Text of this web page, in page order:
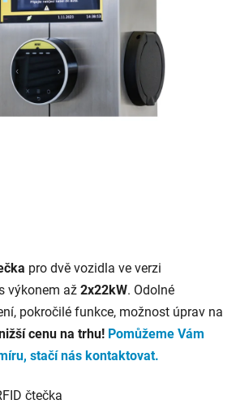
pro dvě vozidla ve verzi
výkonem až 2x22kW. Odolné
pokročilé funkce, možnost úprav na
cenu na trhu! Pomůžeme Vám
stačí nás kontaktovat.
čtečka